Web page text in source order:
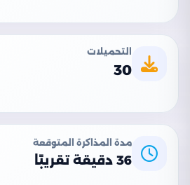
التحميلات
30
مدة المذاكرة المتوقعة
36 دقيقة تقريبًا